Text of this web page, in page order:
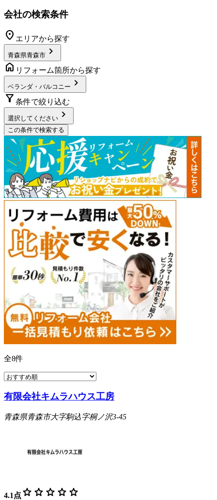
会社の検索条件
location_on エリアから探す
青森県青森市 chevron_right
home リフォーム箇所から探す
ベランダ・バルコニー chevron_right
filter_alt 条件で絞り込む
選択してください chevron_right
この条件で検索する
全8件
有限会社キムラハウス工房
青森県青森市大字駒込字桐ノ沢3-45
4.1 点 star star star star star